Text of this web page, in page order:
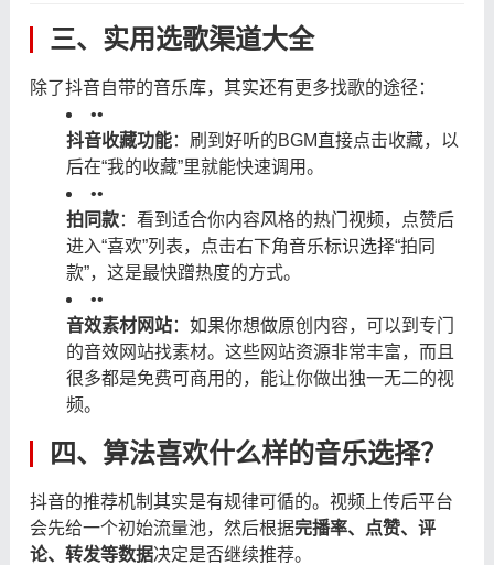
三、实用选歌渠道大全
除了抖音自带的音乐库，其实还有更多找歌的途径：
••
抖音收藏功能：刷到好听的BGM直接点击收藏，以
后在“我的收藏”里就能快速调用。
••
拍同款：看到适合你内容风格的热门视频，点赞后
进入“喜欢”列表，点击右下角音乐标识选择“拍同
款”，这是最快蹭热度的方式。
••
音效素材网站：如果你想做原创内容，可以到专门
的音效网站找素材。这些网站资源非常丰富，而且
很多都是免费可商用的，能让你做出独一无二的视
频。
四、算法喜欢什么样的音乐选择？
抖音的推荐机制其实是有规律可循的。视频上传后平台
会先给一个初始流量池，然后根据完播率、点赞、评
论、转发等数据决定是否继续推荐。